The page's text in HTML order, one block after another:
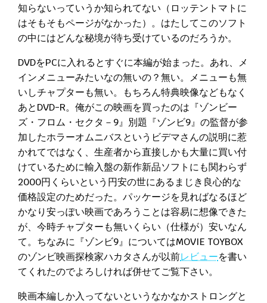
知らないっていうか知られてない（ロッテントマトに
はそもそもページがなかった）。はたしてこのソフト
の中にはどんな秘境が待ち受けているのだろうか。
DVDをPCに入れるとすぐに本編が始まった。あれ、メ
インメニューみたいなの無いの？無い。メニューも無
いしチャプターも無い。もちろん特典映像などもなく
あとDVD-R。俺がこの映画を買ったのは『ゾンビー
ズ・フロム・セクタ－9』別題『ゾンビ9』の監督が参
加したホラーオムニバスというビデマさんの説明に惹
かれてではなく、生産者から直接しかも大量に買い付
けているために輸入盤の新作新品ソフトにも関わらず
2000円くらいという円安の世にあるまじき良心的な
価格設定のためだった。パッケージを見ればなるほど
かなり安っぽい映画であろうことは容易に想像できた
が、今時チャプターも無いくらい（仕様が）安いなん
て。ちなみに『ゾンビ9』についてはMOVIE TOYBOX
のゾンビ映画探検家ハカタさんが以前レビューを書い
てくれたのでよろしければ併せてご覧下さい。
映画本編しか入ってないというなかなかストロングと